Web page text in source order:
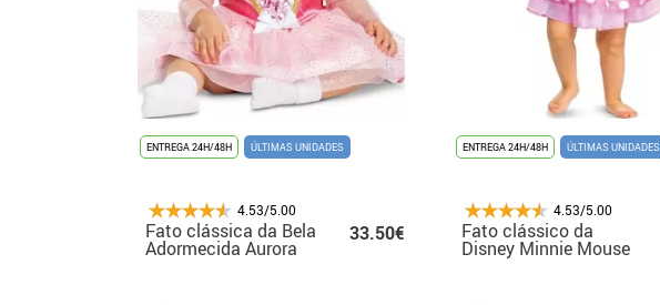
ENTREGA 24H/48H ÚLTIMAS UNIDADES
4.53/5.00
Fato clássica da Bela
Adormecida Aurora
33.50€
ENTREGA 24H/48H ÚLTIMAS UNIDADES
4.53/5.00
Fato clássico da
Disney Minnie Mouse
para bebé